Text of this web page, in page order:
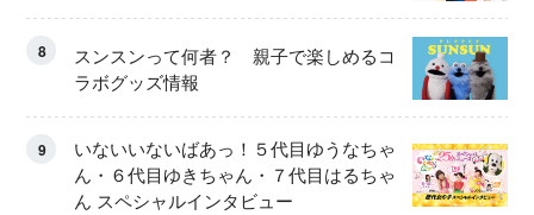
8
スンスンって何者？ 親子で楽しめるコ
ラボグッズ情報
9
いないいないばあっ！５代目ゆうなちゃ
ん・６代目ゆきちゃん・７代目はるちゃ
ん スペシャルインタビュー